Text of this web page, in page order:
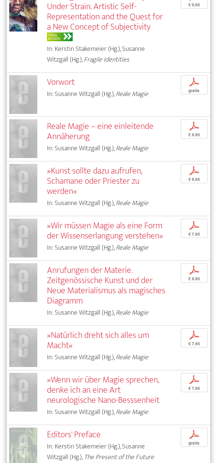
Under Strain. Artistic Self-
Representation and the Quest for
a New Concept of Subjectivity
OPEN
ACCESS
In: Kerstin Stakemeier (Hg.), Susanne
Witzgall (Hg.),Fragile Identities
€ 9,95
Vorwort
In: Susanne Witzgall (Hg.),Reale Magie
p
gratis
Reale Magie – eine einleitende
Annäherung
In: Susanne Witzgall (Hg.),Reale Magie
p
€ 9,95
»Kunst sollte dazu aufrufen,
Schamane oder Priester zu
werden«
In: Susanne Witzgall (Hg.),Reale Magie
p
€ 9,95
»Wir müssen Magie als eine Form
der Wissenserlangung verstehen«
In: Susanne Witzgall (Hg.),Reale Magie
p
€ 7,95
Anrufungen der Materie.
Zeitgenössische Kunst und der
Neue Materialismus als magisches
Diagramm
In: Susanne Witzgall (Hg.),Reale Magie
p
€ 9,95
»Natürlich dreht sich alles um
Macht«
In: Susanne Witzgall (Hg.),Reale Magie
p
€ 7,95
»Wenn wir über Magie sprechen,
denke ich an eine Art
neurologische Nano-Besssenheit
In: Susanne Witzgall (Hg.),Reale Magie
p
€ 7,95
Editors' Preface
In: Kerstin Stakemeier (Hg.), Susanne
Witzgall (Hg.),The Present of the Future
p
gratis